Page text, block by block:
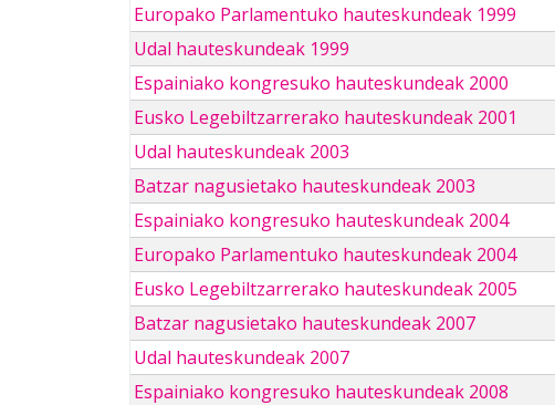
Europako Parlamentuko hauteskundeak 1999
Udal hauteskundeak 1999
Espainiako kongresuko hauteskundeak 2000
Eusko Legebiltzarrerako hauteskundeak 2001
Udal hauteskundeak 2003
Batzar nagusietako hauteskundeak 2003
Espainiako kongresuko hauteskundeak 2004
Europako Parlamentuko hauteskundeak 2004
Eusko Legebiltzarrerako hauteskundeak 2005
Batzar nagusietako hauteskundeak 2007
Udal hauteskundeak 2007
Espainiako kongresuko hauteskundeak 2008